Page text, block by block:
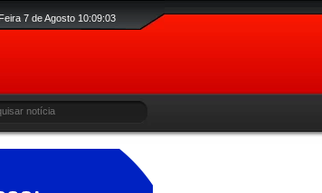
7 de Agosto 10:09:03